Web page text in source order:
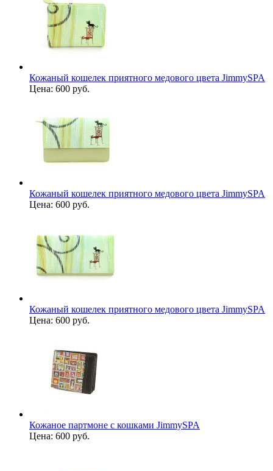
Кожаный кошелек приятного медового цвета JimmySPA
Цена: 600 руб.
Кожаный кошелек приятного медового цвета JimmySPA
Цена: 600 руб.
Кожаный кошелек приятного медового цвета JimmySPA
Цена: 600 руб.
Кожаное партмоне с кошками JimmySPA
Цена: 600 руб.